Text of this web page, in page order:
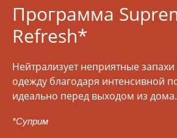
Программа
Refresh*
Нейтрализует неприятные
одежду благодаря интенсивной
идеально перед выходом из дома.
*Суприм